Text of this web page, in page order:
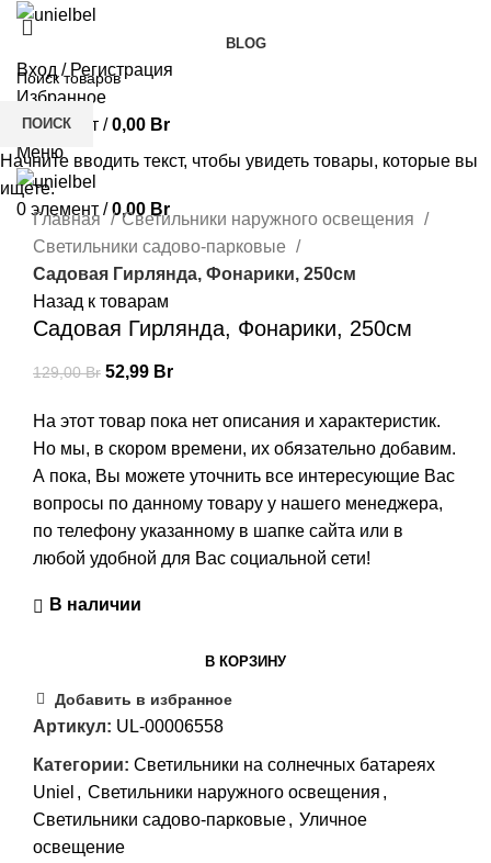
BLOG
Вход / Регистрация
Избранное
0элемент / 0,00 Br
Меню
0 элемент / 0,00 Br
-59%;процент скидки
Нажмите, чтобы увеличить
Главная
Светильники наружного освещения
Светильники садово-парковые
Садовая Гирлянда, Фонарики, 250см
Назад к товарам
Садовая Гирлянда, Фонарики, 250см
129,00Br 52,99 Br
На этот товар пока нет описания и характеристик.
Но мы, в скором времени, их обязательно добавим.
А пока, Вы можете уточнить все интересующие Вас
вопросы по данному товару у нашего менеджера,
по телефону указанному в шапке сайта или в
любой удобной для Вас социальной сети!
В наличии
В КОРЗИНУ
Добавить в избранное
Артикул: UL-00006558
Категории: Светильники на солнечных батареях
Uniel , Светильники наружного освещения ,
Светильники садово-парковые, Уличное
освещение
ПОИСК
Начните вводить текст, чтобы увидеть товары, которые вы
ищете.